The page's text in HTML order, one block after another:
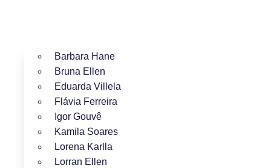
Barbara Hane
Bruna Ellen
Eduarda Villela
Flávia Ferreira
Igor Gouvê
Kamila Soares
Lorena Karlla
Lorran Ellen